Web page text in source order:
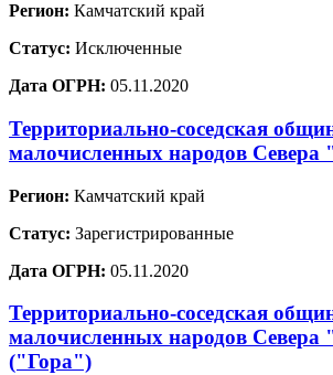
Регион: Камчатский край
Статус: Исключенные
Дата ОГРН: 05.11.2020
Территориально-соседская
малочисленных народов
Регион: Камчатский край
Статус: Зарегистрированные
Дата ОГРН: 05.11.2020
Территориально-соседская
малочисленных народов
("Гора")